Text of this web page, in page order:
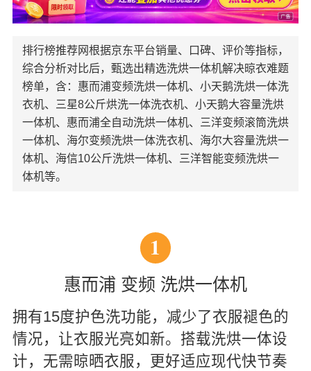
排行榜推荐网根据京东平台销量、口碑、评价等指标，
综合分析对比后，甄选出精选洗烘一体机解决晾衣难题
榜单，含：惠而浦变频洗烘一体机、小天鹅洗烘一体洗
衣机、三星8公斤烘洗一体洗衣机、小天鹅大容量洗烘
一体机、惠而浦全自动洗烘一体机、三洋变频滚筒洗烘
一体机、海尔变频洗烘一体洗衣机、海尔大容量洗烘一
体机、海信10公斤洗烘一体机、三洋智能变频洗烘一
体机等。
1
惠而浦 变频 洗烘一体机
拥有15度护色洗功能，减少了衣服褪色的
情况，让衣服光亮如新。搭载洗烘一体设
计，无需晾晒衣服，更好适应现代快节奏